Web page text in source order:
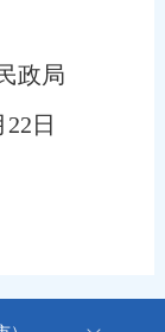
局
日